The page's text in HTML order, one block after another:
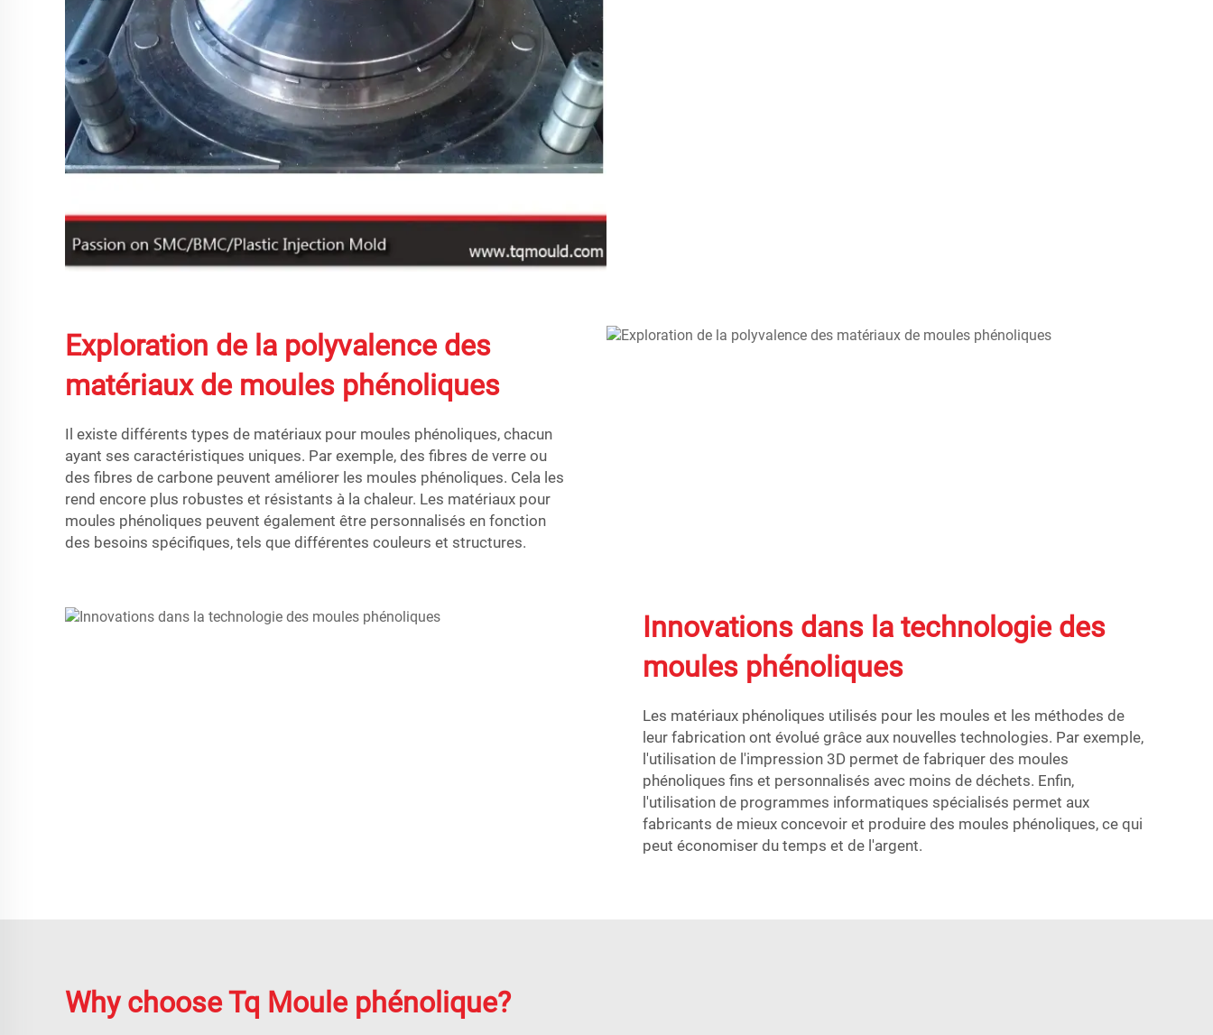
Exploration de la polyvalence des
matériaux de moules phénoliques
Il existe différents types de matériaux pour moules phénoliques, chacun
ayant ses caractéristiques uniques. Par exemple, des fibres de verre ou
des fibres de carbone peuvent améliorer les moules phénoliques. Cela les
rend encore plus robustes et résistants à la chaleur. Les matériaux pour
moules phénoliques peuvent également être personnalisés en fonction
des besoins spécifiques, tels que différentes couleurs et structures.
Innovations dans la technologie des
moules phénoliques
Les matériaux phénoliques utilisés pour les moules et les méthodes de
leur fabrication ont évolué grâce aux nouvelles technologies. Par exemple,
l'utilisation de l'impression 3D permet de fabriquer des moules
phénoliques fins et personnalisés avec moins de déchets. Enfin,
l'utilisation de programmes informatiques spécialisés permet aux
fabricants de mieux concevoir et produire des moules phénoliques, ce qui
peut économiser du temps et de l'argent.
Why choose Tq Moule phénolique?